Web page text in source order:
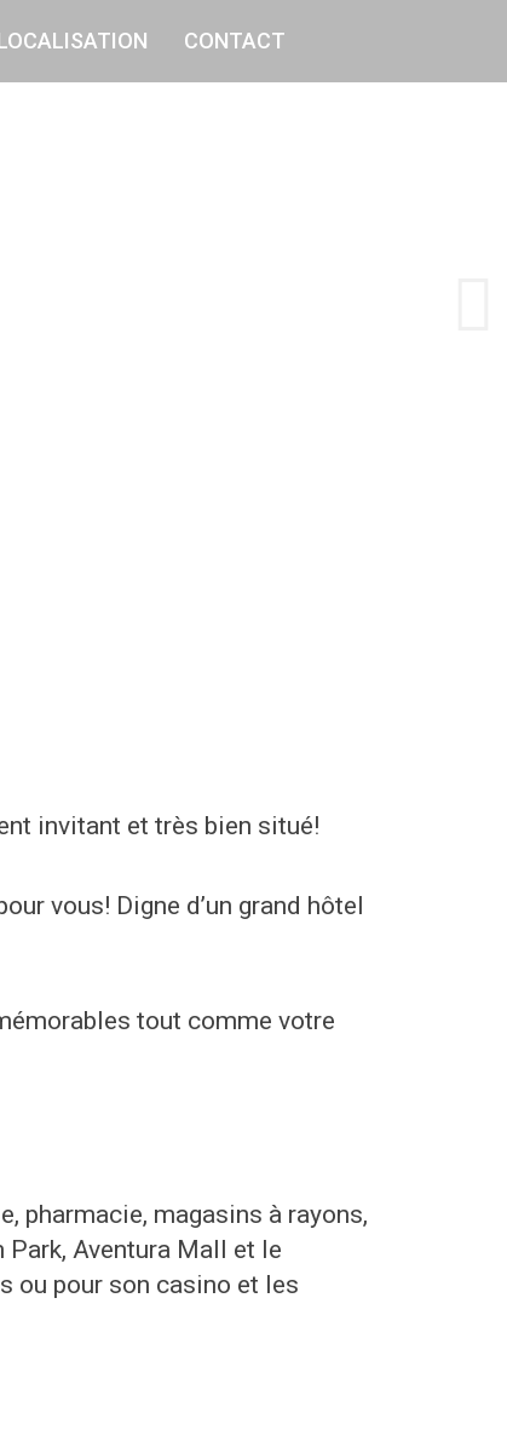
CONTACT
invitant et très bien situé!
vous! Digne d’un grand hôtel
tout comme votre
pharmacie, magasins à rayons,
Aventura Mall et le
ou pour son casino et les